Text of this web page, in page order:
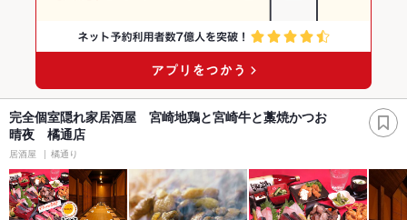
完全個室隠れ家居酒屋 宮崎地鶏と宮崎牛と藁焼かつお
晴夜 橘通店
居酒屋 橘通り